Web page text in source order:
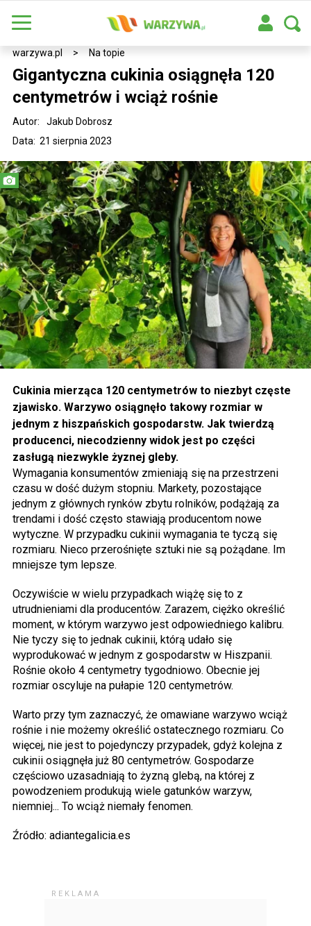
warzywa.pl > Na topie
Gigantyczna cukinia osiągnęła 120
centymetrów i wciąż rośnie
Data: 21 sierpnia 2023
Autor: Jakub Dobrosz
Cukinia mierząca 120 centymetrów to niezbyt częste
zjawisko. Warzywo osiągnęło takowy rozmiar w
jednym z hiszpańskich gospodarstw. Jak twierdzą
producenci, niecodzienny widok jest po części
zasługą niezwykle żyznej gleby.
Wymagania konsumentów zmieniają się na przestrzeni
czasu w dość dużym stopniu. Markety, pozostające
jednym z głównych rynków zbytu rolników, podążają za
trendami i dość często stawiają producentom nowe
wytyczne. W przypadku cukinii wymagania te tyczą się
rozmiaru. Nieco przerośnięte sztuki nie są pożądane. Im
mniejsze tym lepsze.
Oczywiście w wielu przypadkach wiążę się to z
utrudnieniami dla producentów. Zarazem, ciężko określić
moment, w którym warzywo jest odpowiedniego kalibru.
Nie tyczy się to jednak cukinii, którą udało się
wyprodukować w jednym z gospodarstw w Hiszpanii.
Rośnie około 4 centymetry tygodniowo. Obecnie jej
rozmiar oscyluje na pułapie 120 centymetrów.
Warto przy tym zaznaczyć, że omawiane warzywo wciąż
rośnie i nie możemy określić ostatecznego rozmiaru. Co
więcej, nie jest to pojedynczy przypadek, gdyż kolejna z
cukinii osiągnęła już 80 centymetrów. Gospodarze
częściowo uzasadniają to żyzną glebą, na której z
powodzeniem produkują wiele gatunków warzyw,
niemniej... To wciąż niemały fenomen.
Źródło: adiantegalicia.es